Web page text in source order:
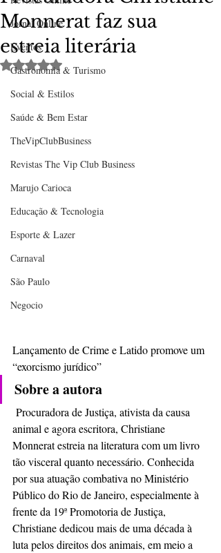
Jornal Online
Eventos
Gastronomia & Turismo
Social & Estilos
Saúde & Bem Estar
TheVipClubBusiness
Revistas The Vip Club Business
Marujo Carioca
Educação & Tecnologia
Esporte & Lazer
Carnaval
São Paulo
Negocio
Monnerat faz sua
estreia literária
Avaliado com NaN de 5 estrelas.
Lançamento de Crime e Latido promove um
“exorcismo jurídico”
Sobre a autora
Procuradora de Justiça, ativista da causa
animal e agora escritora, Christiane
Monnerat estreia na literatura com um livro
tão visceral quanto necessário. Conhecida
por sua atuação combativa no Ministério
Público do Rio de Janeiro, especialmente à
frente da 19ª Promotoria de Justiça,
Christiane dedicou mais de uma década à
luta pelos direitos dos animais, em meio a